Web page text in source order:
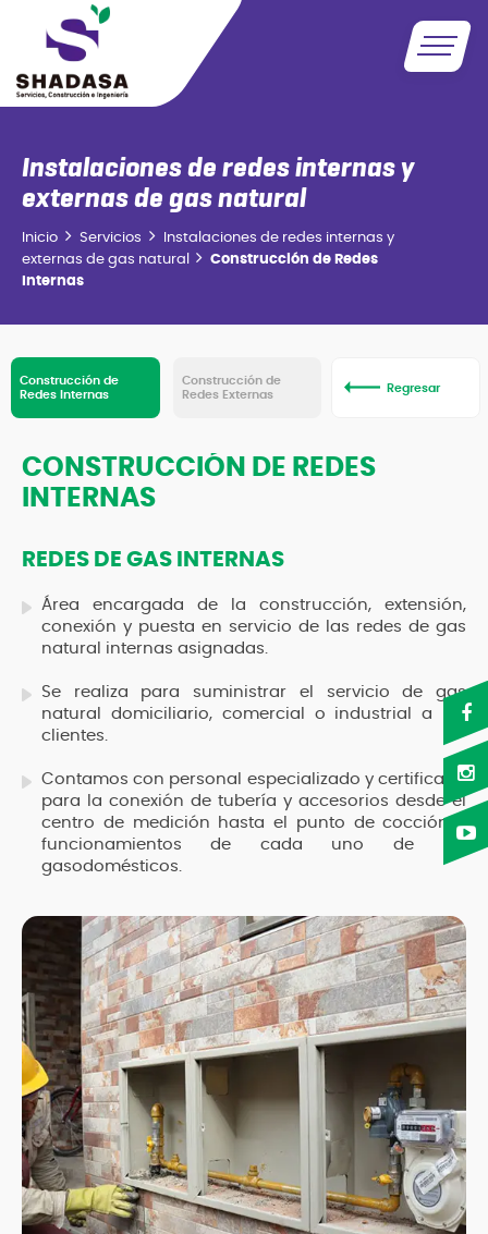
Instalaciones de redes internas y
externas de gas natural
Inicio Servicios
Instalaciones de redes internas y
externas de gas natural
Construcción de Redes
Internas
Construcción de
Redes Internas
Construcción de
Redes Externas
Regresar
CONSTRUCCIÓN DE REDES
INTERNAS
REDES DE GAS INTERNAS
Área encargada de la construcción, extensión,
conexión y puesta en servicio de las redes de gas
natural internas asignadas.
Se realiza para suministrar el servicio de gas
natural domiciliario, comercial o industrial a los
clientes.
Contamos con personal especializado y certificado
para la conexión de tubería y accesorios desde el
centro de medición hasta el punto de cocción y
funcionamientos de cada uno de los
gasodomésticos.